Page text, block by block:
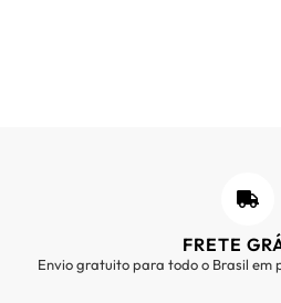
FRETE
Envio gratuito para todo o Brasil em